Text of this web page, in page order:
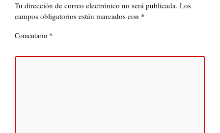
Tu dirección de correo electrónico no será publicada. Los
campos obligatorios están marcados con *
Comentario *